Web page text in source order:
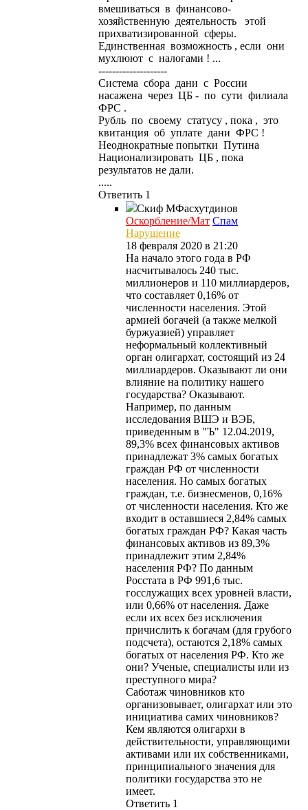
вмешиваться в финансово-
хозяйственную деятельность этой
прихватизированной сферы.
Единственная возможность , если они
мухлюют с налогами ! ...
--------------------
Система сбора дани с России
насажена через ЦБ - по сути филиала
ФРС .
Рубль по своему статусу , пока , это
квитанция об уплате дани ФРС !
Неоднократные попытки Путина
Национализировать ЦБ , пока
результатов не дали.
.....
Ответить 1
Скиф МФасхутдинов
Оскорбление/Мат Спам
Нарушение
18 февраля 2020 в 21:20
На начало этого года в РФ
насчитывалось 240 тыс.
миллионеров и 110 миллиардеров,
что составляет 0,16% от
численности населения. Этой
армией богачей (а также мелкой
буржуазией) управляет
неформальный коллективный
орган олигархат, состоящий из 24
миллиардеров. Оказывают ли они
влияние на политику нашего
государства? Оказывают.
Например, по данным
исследования ВШЭ и ВЭБ,
приведенным в "Ъ" 12.04.2019,
89,3% всех финансовых активов
принадлежат 3% самых богатых
граждан РФ от численности
населения. Но самых богатых
граждан, т.е. бизнесменов, 0,16%
от численности населения. Кто же
входит в оставшиеся 2,84% самых
богатых граждан РФ? Какая часть
финансовых активов из 89,3%
принадлежит этим 2,84%
населения РФ? По данным
Росстата в РФ 991,6 тыс.
госслужащих всех уровней власти,
или 0,66% от населения. Даже
если их всех без исключения
причислить к богачам (для грубого
подсчета), остаются 2,18% самых
богатых от населения РФ. Кто же
они? Ученые, специалисты или из
преступного мира?
Саботаж чиновников кто
организовывает, олигархат или это
инициатива самих чиновников?
Кем являются олигархи в
действительности, управляющими
активами или их собственниками,
принципиального значения для
политики государства это не
имеет.
Ответить 1